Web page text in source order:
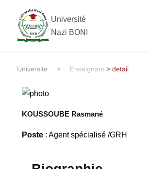
Université
Nazi BONI
Universite > Enseignant > detail
KOUSSOUBE Rasmané
Poste: Agent spécialisé /GRH